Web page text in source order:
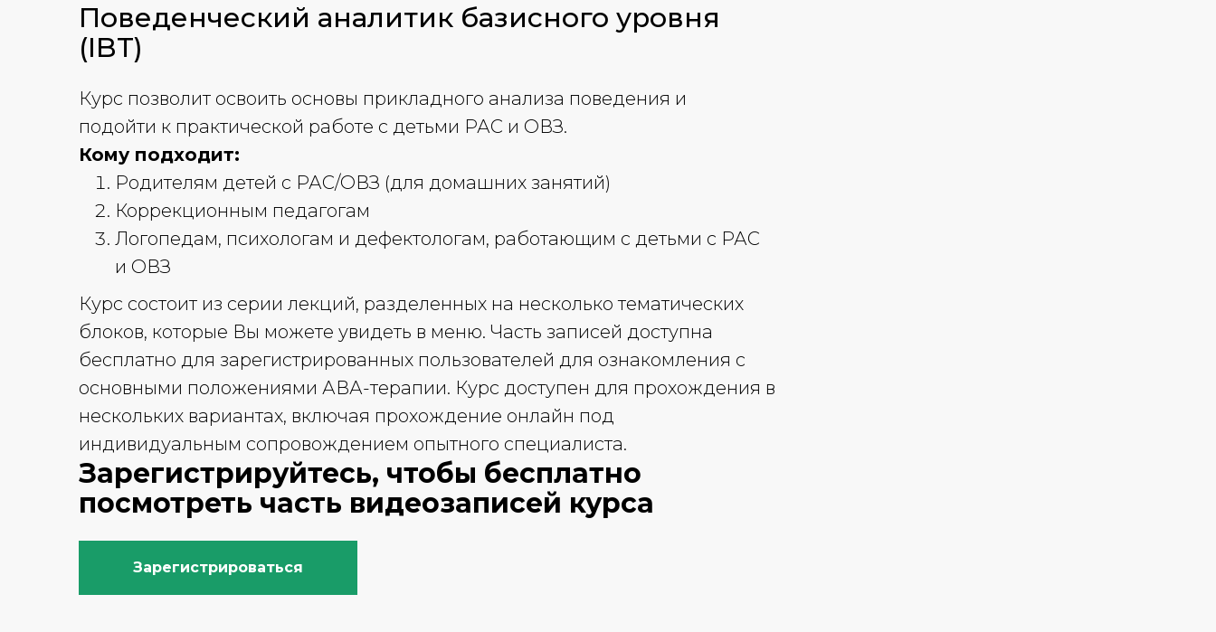
Поведенческий аналитик базисного уровня
(IBT)
Курс позволит освоить основы прикладного анализа поведения и
подойти к практической работе с детьми РАС и ОВЗ.
Кому подходит:
Родителям детей с РАС/ОВЗ (для домашних занятий)
Коррекционным педагогам
Логопедам, психологам и дефектологам, работающим с детьми с РАС
и ОВЗ
Курс состоит из серии лекций, разделенных на несколько тематических
блоков, которые Вы можете увидеть в меню. Часть записей доступна
бесплатно для зарегистрированных пользователей для ознакомления с
основными положениями АВА-терапии. Курс доступен для прохождения в
нескольких вариантах, включая прохождение онлайн под
индивидуальным сопровождением опытного специалиста.
Зарегистрируйтесь, чтобы бесплатно
посмотреть часть видеозаписей курса
Зарегистрироваться